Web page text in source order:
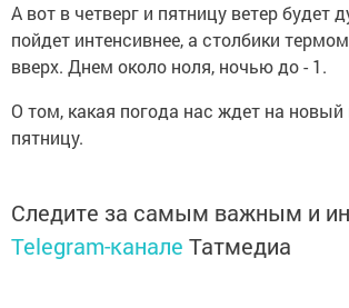
А вот в четверг и пятницу ветер будет
пойдет интенсивнее, а столбики
вверх. Днем около ноля, ночью до - 1.
О том, какая погода нас ждет на новый
пятницу.
Следите за самым важным и
Telegram-канале Татмедиа